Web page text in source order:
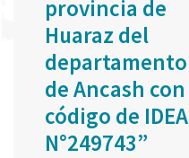
provincia de
Huaraz del
departamento
de Ancash con
código de IDEA
N°249743”